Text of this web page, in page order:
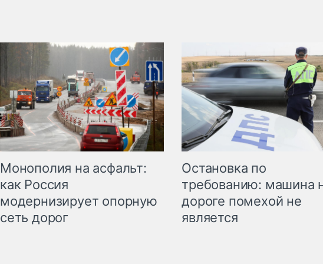
Монополия на асфальт:
как Россия
модернизирует опорную
сеть дорог
Остановка по
требованию: машина
дороге помехой не
является